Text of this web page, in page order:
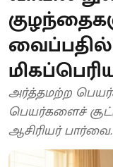
அர்த்தமற்ற
பெயர்களைச்
ஆசிரியர் பார்வை.